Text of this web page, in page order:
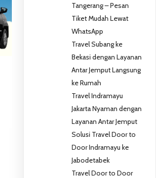
Tangerang – Pesan
Tiket Mudah Lewat
WhatsApp
Travel Subang ke
Bekasi dengan Layanan
Antar Jemput Langsung
ke Rumah
Travel Indramayu
Jakarta Nyaman dengan
Layanan Antar Jemput
Solusi Travel Door to
Door Indramayu ke
Jabodetabek
Travel Door to Door